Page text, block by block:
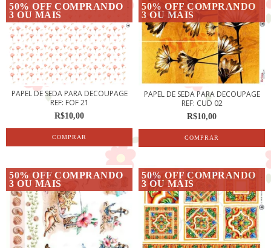
50% OFF COMPRANDO
3 OU MAIS
PAPEL DE SEDA PARA DECOUPAGE
REF: FOF 21
R$10,00
50% OFF COMPRANDO
3 OU MAIS
PAPEL DE SEDA PARA DECOUPAGE
REF: CUD 02
R$10,00
50% OFF COMPRANDO
3 OU MAIS
50% OFF COMPRANDO
3 OU MAIS